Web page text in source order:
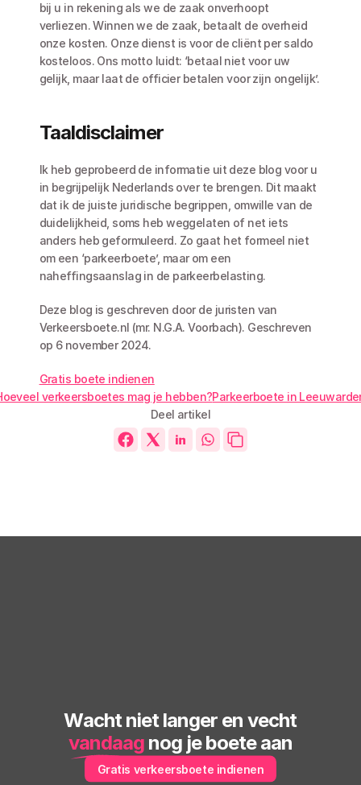
bij u in rekening als we de zaak onverhoopt
verliezen. Winnen we de zaak, betaalt de overheid
onze kosten. Onze dienst is voor de cliënt per saldo
kosteloos. Ons motto luidt: ‘betaal niet voor uw
gelijk, maar laat de officier betalen voor zijn ongelijk’.
Taaldisclaimer
Ik heb geprobeerd de informatie uit deze blog voor u
in begrijpelijk Nederlands over te brengen. Dit maakt
dat ik de juiste juridische begrippen, omwille van de
duidelijkheid, soms heb weggelaten of net iets
anders heb geformuleerd. Zo gaat het formeel niet
om een ‘parkeerboete’, maar om een
naheffingsaanslag in de parkeerbelasting.
Deze blog is geschreven door de juristen van
Verkeersboete.nl (mr. N.G.A. Voorbach). Geschreven
op 6 november 2024.
Gratis boete indienen
verkeersboetes mag je hebben?Parkeerboete in
Deel artikel
Wacht niet langer en vecht
vandaag nog je boete aan
Gratis verkeersboete indienen